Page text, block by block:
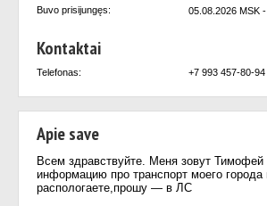
Buvo prisijungęs:
05.08.2026 MSK
Kontaktai
Telefonas: +7 993 457-80-94
Apie save
Всем здравствуйте. Меня зовут
информацию про транспорт моего
распологаете,прошу — в ЛС